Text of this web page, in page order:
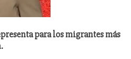
para los migrantes más